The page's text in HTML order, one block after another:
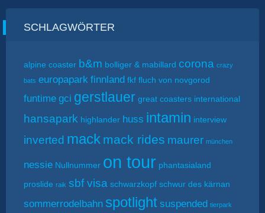
SCHLAGWÖRTER
alpine coaster b&m bolliger & mabillard corona crazy
bats europapark finnland fkf fluch von novgorod
funtime gci gerstlauer great coasters international
hansapark highlander huss intamin interview
inverted mack mack rides maurer münchen
nessie Nullnummer on tour phantasialand
proslide raik sbf visa schwarzkopf schwur des kärnan
sommerrodelbahn spotlight suspended tierpark